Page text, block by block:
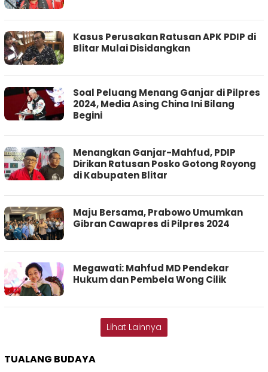
Kasus Perusakan Ratusan APK PDIP di
Blitar Mulai Disidangkan
Soal Peluang Menang Ganjar di Pilpres
2024, Media Asing China Ini Bilang
Begini
Menangkan Ganjar-Mahfud, PDIP
Dirikan Ratusan Posko Gotong Royong
di Kabupaten Blitar
Maju Bersama, Prabowo Umumkan
Gibran Cawapres di Pilpres 2024
Megawati: Mahfud MD Pendekar
Hukum dan Pembela Wong Cilik
Lihat Lainnya
TUALANG BUDAYA